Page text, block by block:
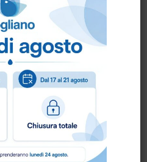
al 0172 478161oppure
.
a disposizione.